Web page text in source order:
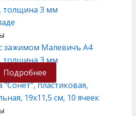
зажимом Малевичъ А4
толщина 3 мм
Подробнее